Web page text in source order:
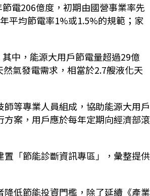
電206億度，初期由國營事業率先
平均節電率1%或1.5%的規範；家
中，能源大用戶節電量超過29億
氣發電需求，相當於2.7艘液化天
等專業人員組成，協助能源大用戶
案，用戶應於每年定期向經濟部滾
「節能診斷資訊專區」，彙整提供
低節能投資門檻，除了延續《產業